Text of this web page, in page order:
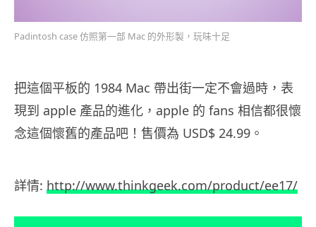
Padintosh case 仿照第一部 Mac 的外形製，玩味十足
把這個平板的 1984 Mac 帶出街一定不會過時，表
現到 apple 產品的進化，apple 的 fans 相信都很懷
念這個懷舊的產品吧！售價為 USD$ 24.99。
詳情: http://www.thinkgeek.com/product/ee17/